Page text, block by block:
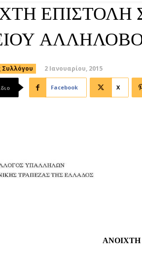
ΕΠΙΣΤΟΛΗ
Συλλόγου 2 Ιανουαρίου, 2015
Facebook X
ΑΝΟΙΧΤΗ